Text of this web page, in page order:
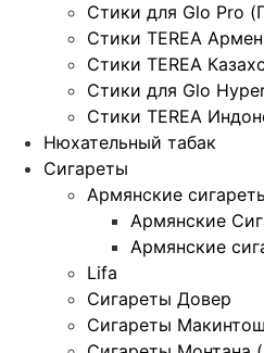
Стики для Glo Pro
Стики TEREA
Стики TEREA
Стики для Glo
Стики TEREA
Нюхательный табак
Сигареты
Армянские
Армянские
Армянские
Lifa
Сигареты Довер
Сигареты